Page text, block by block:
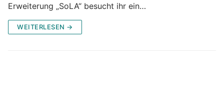
Erweiterung „SoLA“ besucht ihr ein…
WEITERLESEN →